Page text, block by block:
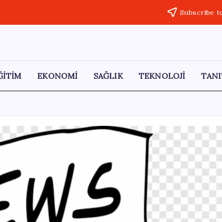
Subscribe
EKONOMİ SAĞLIK TEKNOLOJİ